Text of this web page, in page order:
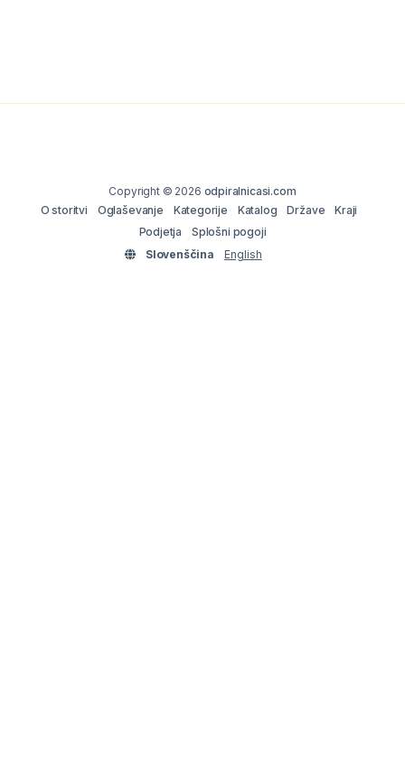
Copyright © 2026 odpiralnicasi.com
O storitvi
Oglaševanje Kategorije Katalog Države
Kraji
Podjetja
Splošni pogoji
Slovenščina
English